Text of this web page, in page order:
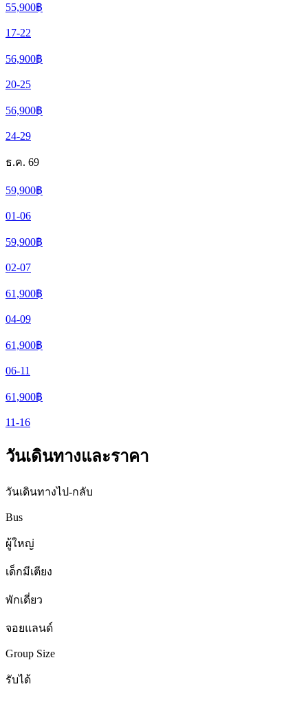
55,900฿
17-22
56,900฿
20-25
56,900฿
24-29
ธ.ค. 69
59,900฿
01-06
59,900฿
02-07
61,900฿
04-09
61,900฿
06-11
61,900฿
11-16
วันเดินทางและราคา
วันเดินทางไป-กลับ
Bus
ผู้ใหญ่
เด็กมีเตียง
พักเดี่ยว
จอยแลนด์
Group Size
รับได้